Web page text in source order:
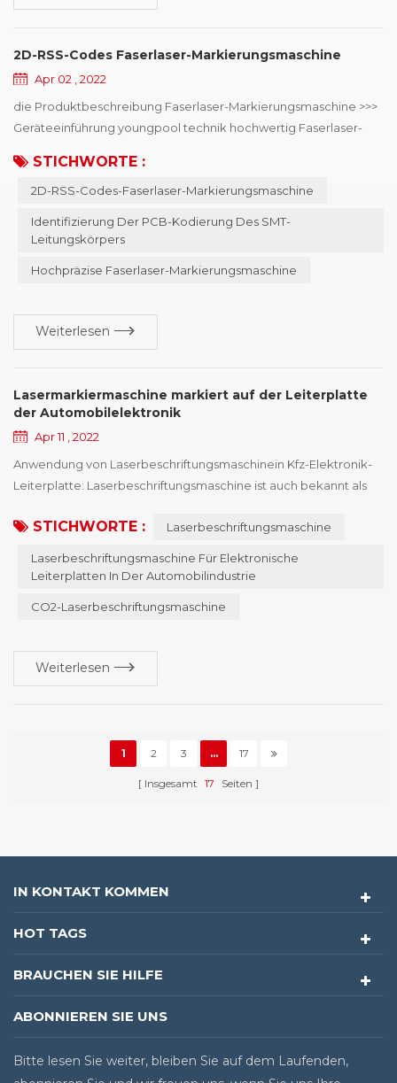
2D-RSS-Codes Faserlaser-Markierungsmaschine
Apr 02 , 2022
die Produktbeschreibung Faserlaser-Markierungsmaschine >>>
Geräteeinführung youngpool technik hochwertig Faserlaser-
Leitungskörper PCB-Codierungsidentifikation , kann Online-
oder Offline-Codierung wählen, Laser-
Automobilelektronik, Halbleiter- und Medizinindustrie für den
STICHWORTE :
2D-RSS-Codes-Faserlaser-Markierungsmaschine
Identifizierung Der PCB-Kodierung Des SMT-
Leitungskörpers
Hochpräzise Faserlaser-Markierungsmaschine
Weiterlesen
Lasermarkiermaschine markiert auf der Leiterplatte
der Automobilelektronik
Apr 11 , 2022
Anwendung von Laserbeschriftungsmaschinein Kfz-Elektronik-
Leiterplatte: Laserbeschriftungsmaschine ist auch bekannt als
Lasermarkierungsmaschine, Lasermarkierungsmaschine,
so weiter, Lasermarkierungsmaschine hat mehrere Arten von
STICHWORTE : Laserbeschriftungsmaschine
Laserbeschriftungsmaschine Für Elektronische
Leiterplatten In Der Automobilindustrie
CO2-Laserbeschriftungsmaschine
Weiterlesen
1 2 3 ... 17
Insgesamt 17 Seiten
IN KONTAKT KOMMEN
HOT TAGS
BRAUCHEN SIE HILFE
ABONNIEREN SIE UNS
Bitte lesen Sie weiter, bleiben Sie auf dem Laufenden,